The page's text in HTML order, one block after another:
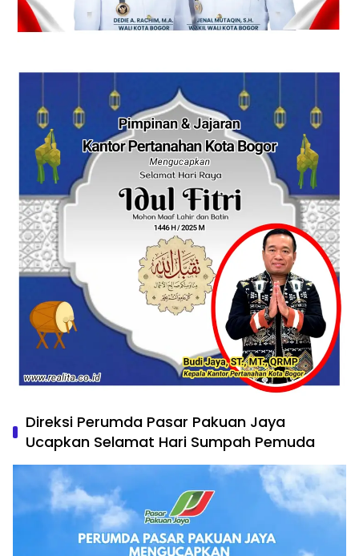
Direksi Perumda Pasar Pakuan Jaya
Ucapkan Selamat Hari Sumpah Pemuda